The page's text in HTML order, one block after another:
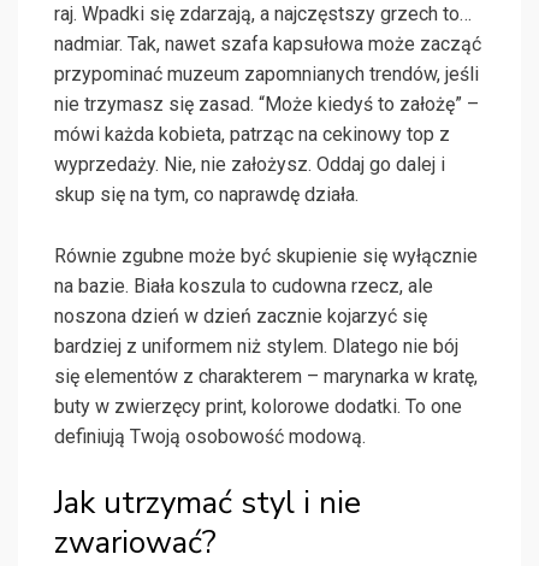
raj. Wpadki się zdarzają, a najczęstszy grzech to…
nadmiar. Tak, nawet szafa kapsułowa może zacząć
przypominać muzeum zapomnianych trendów, jeśli
nie trzymasz się zasad. “Może kiedyś to założę” –
mówi każda kobieta, patrząc na cekinowy top z
wyprzedaży. Nie, nie założysz. Oddaj go dalej i
skup się na tym, co naprawdę działa.
Równie zgubne może być skupienie się wyłącznie
na bazie. Biała koszula to cudowna rzecz, ale
noszona dzień w dzień zacznie kojarzyć się
bardziej z uniformem niż stylem. Dlatego nie bój
się elementów z charakterem – marynarka w kratę,
buty w zwierzęcy print, kolorowe dodatki. To one
definiują Twoją osobowość modową.
Jak utrzymać styl i nie
zwariować?